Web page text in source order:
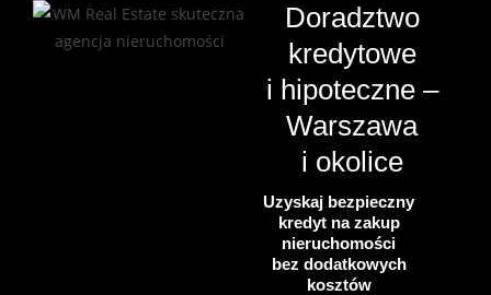
Doradztwo
kredytowe
i hipoteczne –
Warszawa
i okolice
Uzyskaj bezpieczny
kredyt na zakup
nieruchomości
bez dodatkowych
kosztów